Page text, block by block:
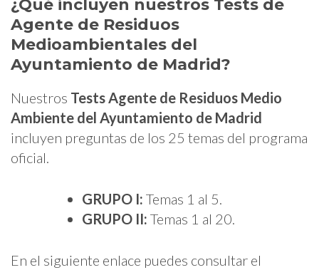
¿Qué incluyen nuestros Tests de
Agente de Residuos
Medioambientales del
Ayuntamiento de Madrid?
Nuestros Tests Agente de Residuos Medio
Ambiente del Ayuntamiento de Madrid
incluyen preguntas de los 25 temas del programa
oficial.
GRUPO I: Temas 1 al 5.
GRUPO II: Temas 1 al 20.
En el siguiente enlace puedes consultar el